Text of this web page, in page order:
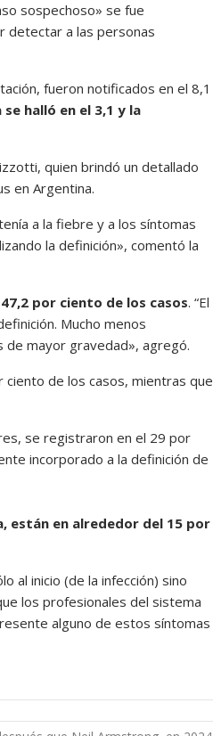
sospechoso» se fue
detectar a las personas
fueron notificados en el 8,1
se halló en el 3,1 y la
quien brindó un detallado
en Argentina.
a la fiebre y a los síntomas
la definición», comentó la
por ciento de los casos. “El
Mucho menos
de mayor gravedad», agregó.
de los casos, mientras que
se registraron en el 29 por
incorporado a la definición de
están en alrededor del 15 por
al inicio (de la infección) sino
los profesionales del sistema
alguno de estos síntomas